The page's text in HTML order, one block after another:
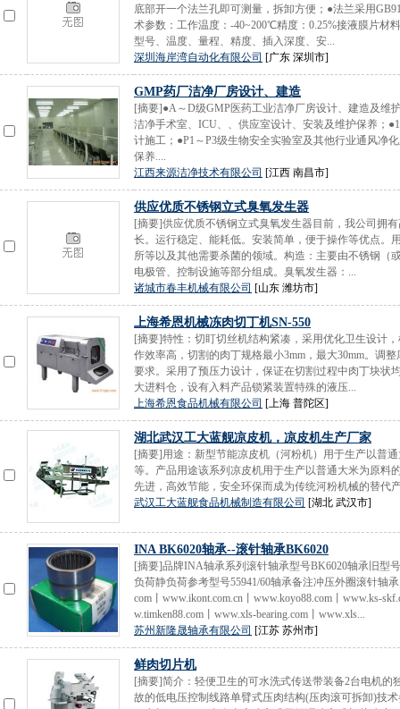
底部开一个法兰孔即可测量，拆卸方便；●法兰采用
术参数：工作温度：-40~200℃精度：0.25%接液膜片材
型号、温度、量程、精度、插入深度、安...
深圳海岸湾自动化有限公司 [广东 深圳市]
GMP药厂洁净厂房设计、建造
[摘要]●A～D级GMP医药工业洁净厂房设计、建造及维
洁净手术室、ICU、、供应室设计、安装及维护保养；
计施工；●P1～P3级生物安全实验室及其他行业通风净
保养....
江西来源洁净技术有限公司 [江西 南昌市]
供应优质不锈钢立式臭氧发生器
[摘要]供应优质不锈钢立式臭氧发生器目前，我公司拥
长。运行稳定、能耗低。安装简单，便于操作等优点。
所等以及其他需要杀菌的领域。构造：主要由不锈钢（
电极管、控制设施等部分组成。臭氧发生器：...
诸城市春丰机械有限公司 [山东 潍坊市]
上海希恩机械冻肉切丁机SN-550
[摘要]特性：切盯切丝机结构紧凑，采用优化卫生设计
作效率高，切割的肉丁规格最小3mm，最大30mm。调
要求。采用了预压力设计，保证在切割过程中肉丁块状
大进料仓，设有入料产品锁紧装置特殊的液压...
上海希恩食品机械有限公司 [上海 普陀区]
湖北武汉工大蓝舰凉皮机，凉皮机生产厂家
[摘要]用途：新型节能凉皮机（河粉机）用于生产以普
等。产品用途该系列凉皮机用于生产以普通大米为原料
先进，高效节能，安全环保而成为传统河粉机械的替代
武汉工大蓝舰食品机械制造有限公司 [湖北 武汉市]
INA BK6020轴承--滚针轴承BK6020
[摘要]品牌INA轴承系列滚针轴承型号BK6020轴承旧型
负荷静负荷参考型号55941/60轴承备注冲压外圈滚针轴
com丨www.ikont.com.cn丨www.koyo88.com丨www.ks-
w.timken88.com丨www.xls-bearing.com丨www.xls...
苏州新隆晟轴承有限公司 [江苏 苏州市]
鲜肉切片机
[摘要]简介：轻便卫生的可水洗式传送带装备2台电机
故的低电压控制线路单臂式压肉结构(压肉滚可拆卸)技